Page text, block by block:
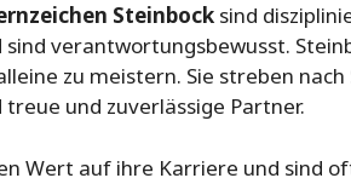
Steinbock sind
verantwortungsbewusst.
zu meistern. Sie streben
und zuverlässige Partner.
Wert auf ihre Karriere und sind